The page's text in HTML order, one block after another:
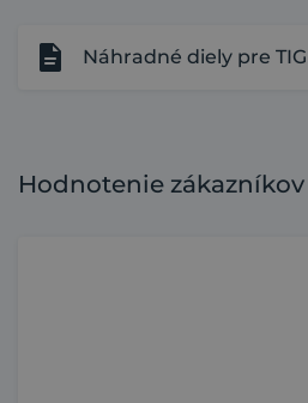
Náhradné diely pre
Hodnotenie zákazníkov